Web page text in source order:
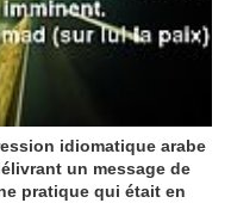
idiomatique arabe
un message de
pratique qui était en